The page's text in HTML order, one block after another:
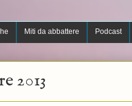
Miti da abbattere Podcast
2013